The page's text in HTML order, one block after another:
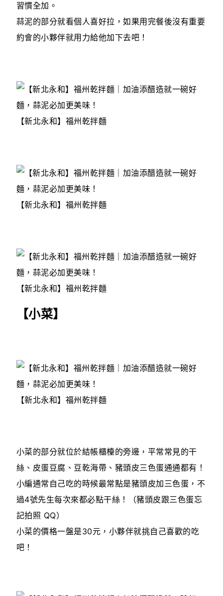
習慣全加。
蒜泥的部分就看個人喜好拉，如果用完餐後沒有重要
約會的小夥伴就用力給他加下去吧！
【新北永和】福州乾拌麵
【新北永和】福州乾拌麵
【新北永和】福州乾拌麵
【小菜】
【新北永和】福州乾拌麵
小菜的部分就位於結帳櫃檯的旁邊，平常常見的干
絲、皮蛋豆腐、豆乾海帶、豬頭皮三色蛋通通都有！
小編通常自己吃的時候最常點是豬頭皮加三色蛋，不
過4號先生每次來都必點干絲！（豬頭皮跟三色蛋忘
記拍照 QQ）
小菜的價格一盤是30元，小夥伴就挑自己喜歡的吃
吧！